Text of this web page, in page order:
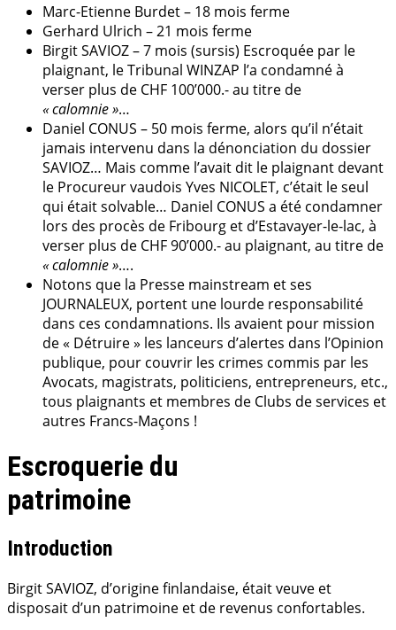
Marc-Etienne Burdet – 18 mois ferme
Gerhard Ulrich – 21 mois ferme
Birgit SAVIOZ – 7 mois (sursis) Escroquée par le
plaignant, le Tribunal WINZAP l’a condamné à
verser plus de CHF 100’000.- au titre de
« calomnie »…
Daniel CONUS – 50 mois ferme, alors qu’il n’était
jamais intervenu dans la dénonciation du dossier
SAVIOZ… Mais comme l’avait dit le plaignant devant
le Procureur vaudois Yves NICOLET, c’était le seul
qui était solvable… Daniel CONUS a été condamner
lors des procès de Fribourg et d’Estavayer-le-lac, à
verser plus de CHF 90’000.- au plaignant, au titre de
« calomnie »….
Notons que la Presse mainstream et ses
JOURNALEUX, portent une lourde responsabilité
dans ces condamnations. Ils avaient pour mission
de « Détruire » les lanceurs d’alertes dans l’Opinion
publique, pour couvrir les crimes commis par les
Avocats, magistrats, politiciens, entrepreneurs, etc.,
tous plaignants et membres de Clubs de services et
autres Francs-Maçons !
Escroquerie du
patrimoine
Introduction
Birgit SAVIOZ, d’origine finlandaise, était veuve et
disposait d’un patrimoine et de revenus confortables.